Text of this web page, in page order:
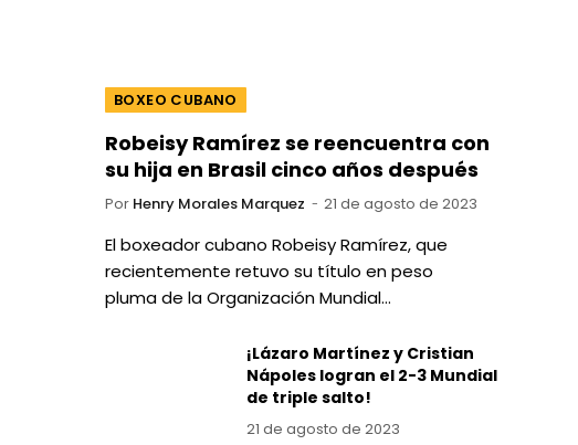
BOXEO CUBANO
Robeisy Ramírez se reencuentra con
su hija en Brasil cinco años después
Por Henry Morales Marquez 21 de agosto de 2023
El boxeador cubano Robeisy Ramírez, que
recientemente retuvo su título en peso
pluma de la Organización Mundial…
¡Lázaro Martínez y Cristian
Nápoles logran el 2-3 Mundial
de triple salto!
21 de agosto de 2023